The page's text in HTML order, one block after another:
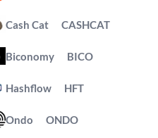
Cash Cat CASHCAT
Biconomy BICO
Hashflow HFT
Ondo ONDO